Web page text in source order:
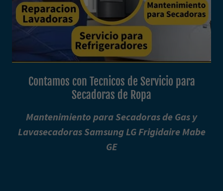
Contamos con Tecnicos de Servicio para
Secadoras de Ropa
Mantenimiento para Secadoras de Gas y
Lavasecadoras Samsung LG Frigidaire Mabe
GE